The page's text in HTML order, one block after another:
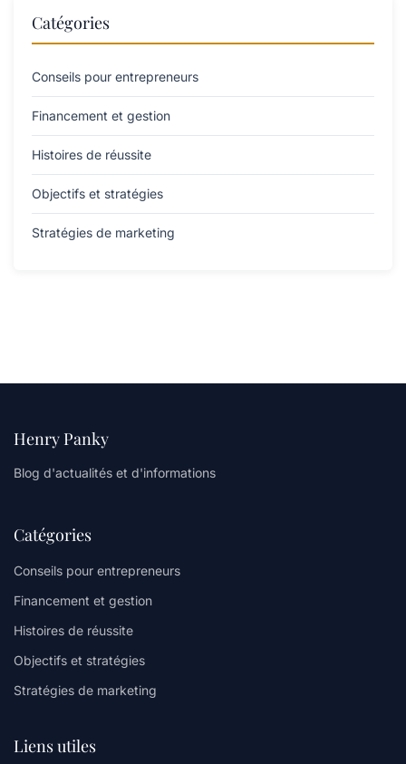
Catégories
Conseils pour entrepreneurs
Financement et gestion
Histoires de réussite
Objectifs et stratégies
Stratégies de marketing
Henry Panky
Blog d'actualités et d'informations
Catégories
Conseils pour entrepreneurs
Financement et gestion
Histoires de réussite
Objectifs et stratégies
Stratégies de marketing
Liens utiles